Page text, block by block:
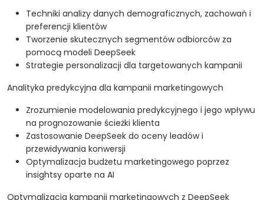
Techniki analizy danych demograficznych, zachowań i
preferencji klientów
Tworzenie skutecznych segmentów odbiorców za
pomocą modeli DeepSeek
Strategie personalizacji dla targetowanych kampanii
Analityka predykcyjna dla kampanii marketingowych
Zrozumienie modelowania predykcyjnego i jego wpływu
na prognozowanie ścieżki klienta
Zastosowanie DeepSeek do oceny leadów i
przewidywania konwersji
Optymalizacja budżetu marketingowego poprzez
insightsy oparte na AI
Optymalizacja kampanii marketingowych z DeepSeek